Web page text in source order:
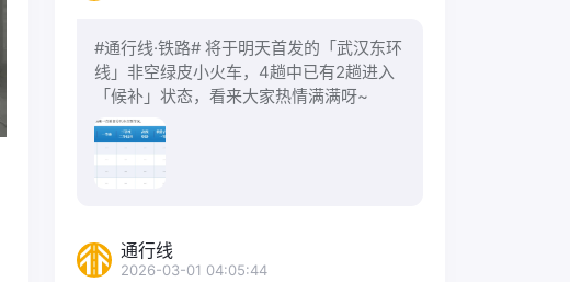
#通行线·铁路# 将于明天首发的「武汉东环
线」非空绿皮小火车，4趟中已有2趟进入
「候补」状态，看来大家热情满满呀~
通行线
2026-03-01 04:05:44